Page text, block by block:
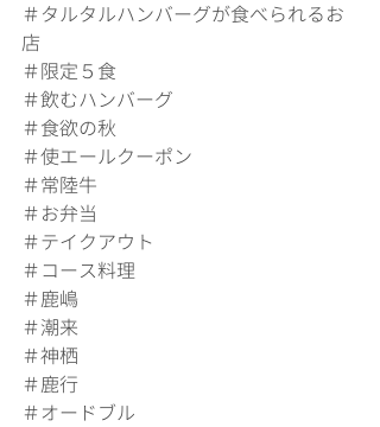
＃タルタルハンバーグが食べられるお
店
＃限定５食
＃飲むハンバーグ
＃食欲の秋
＃使エールクーポン
＃常陸牛
＃お弁当
＃テイクアウト
＃コース料理
＃鹿嶋
＃潮来
＃神栖
＃鹿行
＃オードブル